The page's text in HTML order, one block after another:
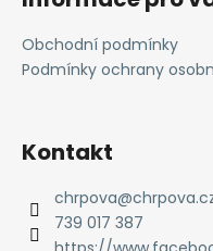
Obchodní podmínky
Podmínky ochrany
Kontakt
chrpova@
739 017 387